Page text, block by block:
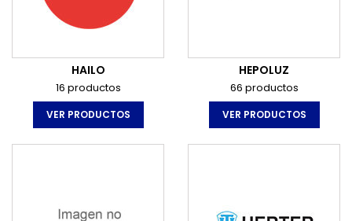
HAILO
16 productos
VER PRODUCTOS
HEPOLUZ
66 productos
VER PRODUCTOS